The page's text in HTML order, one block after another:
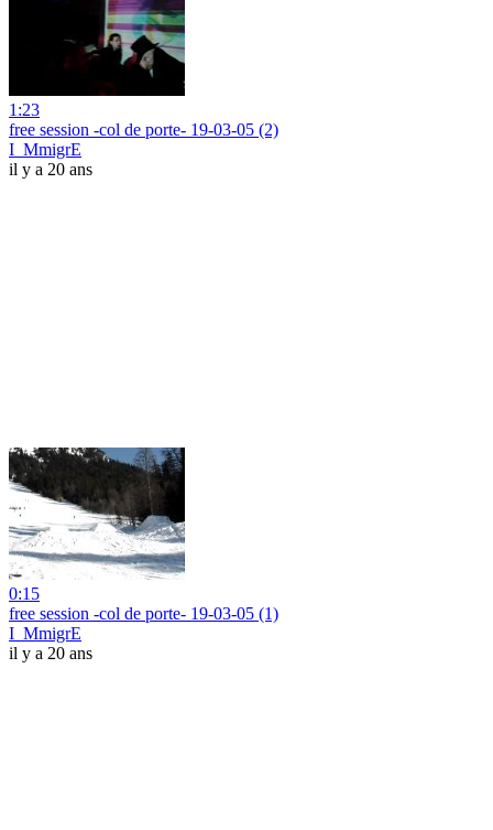
1:23
free session -col de porte- 19-03-05 (2)
I_MmigrE
il y a 20 ans
0:15
free session -col de porte- 19-03-05 (1)
I_MmigrE
il y a 20 ans